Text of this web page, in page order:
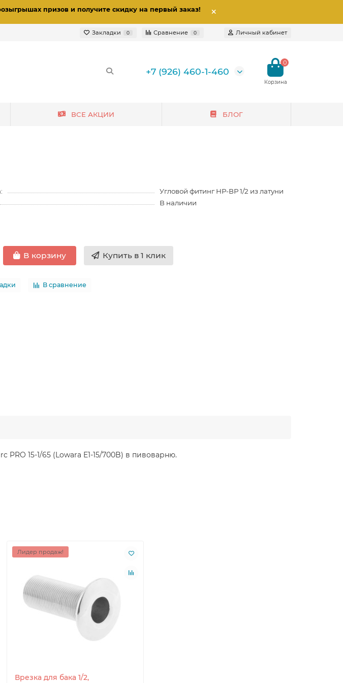
призов и получите скидку на первый заказ!
Закладки 0 Сравнение 0 Личный кабинет
+7 (926) 460-1-460
0
ВСЕ АКЦИИ БЛОГ
Угловой фитинг НР-ВР 1/2 из латуни
В наличии
В корзину Купить в 1 клик
В сравнение
15-1/65 (Lowara E1-15/700B) в пивоварню.
Лидер продаж!
Врезка для бака 1/2,